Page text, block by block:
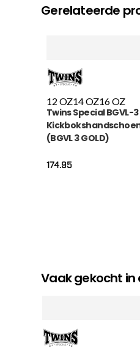
Gerelateerde
12 OZ14 OZ16 OZ
Twins Special BGVL-3
(BGVL 3 GOLD)
174.95
Vaak gekocht